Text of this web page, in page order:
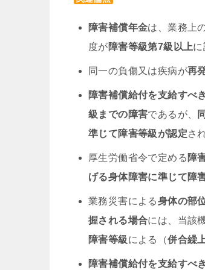
障害補償年金は、業務上
度が障害等級第7級以上に
同一の負傷又は疾病が再
障害補償給付を支給すべ
級までの障害であるが、
準じて障害等級が認定さ
厚生労働省令で定める 障
げる身体障害に準じて障
業務災害による身体の部
握される場合には、当該
障害等級による（併合繰
障害補償給付を支給すべ